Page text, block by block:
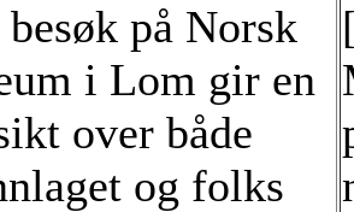
på Norsk
i Lom gir en
over både
og folks